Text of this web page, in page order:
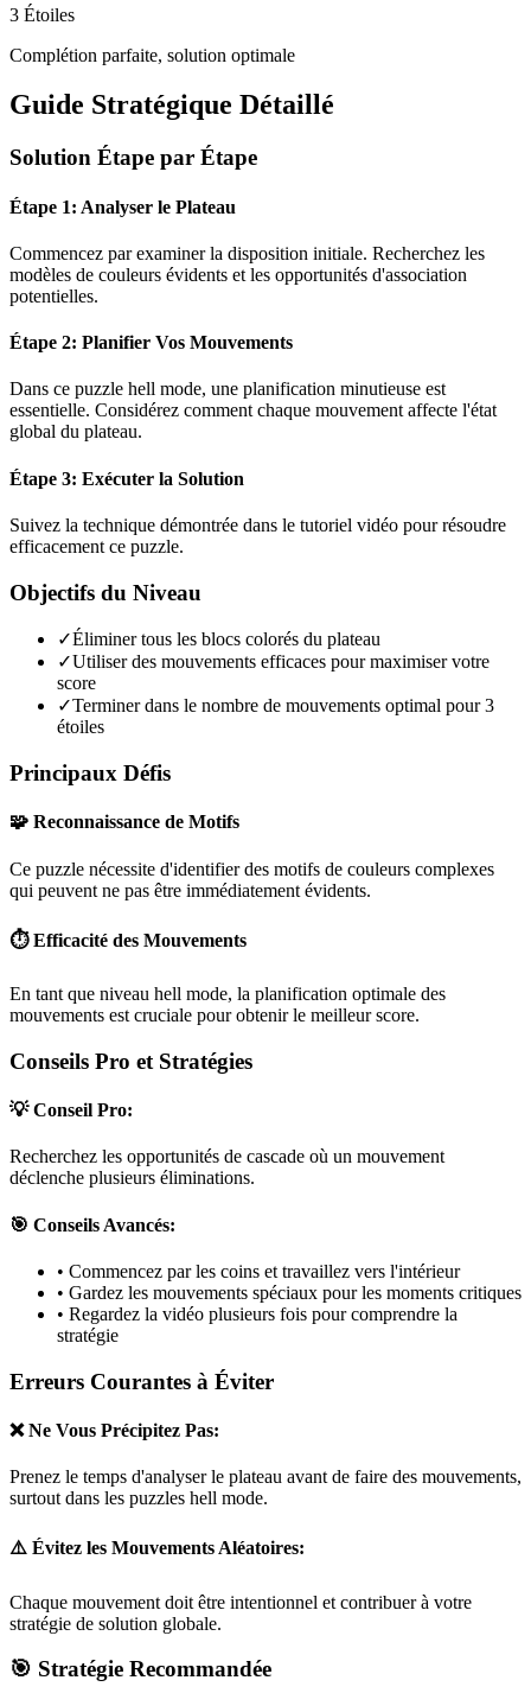
3 Étoiles
Complétion parfaite, solution optimale
Guide Stratégique Détaillé
Solution Étape par Étape
Étape 1: Analyser le Plateau
Commencez par examiner la disposition initiale. Recherchez les
modèles de couleurs évidents et les opportunités d'association
potentielles.
Étape 2: Planifier Vos Mouvements
Dans ce puzzle hell mode, une planification minutieuse est
essentielle. Considérez comment chaque mouvement affecte l'état
global du plateau.
Étape 3: Exécuter la Solution
Suivez la technique démontrée dans le tutoriel vidéo pour résoudre
efficacement ce puzzle.
Objectifs du Niveau
✓Éliminer tous les blocs colorés du plateau
✓Utiliser des mouvements efficaces pour maximiser votre
score
✓Terminer dans le nombre de mouvements optimal pour 3
étoiles
Principaux Défis
🧩 Reconnaissance de Motifs
Ce puzzle nécessite d'identifier des motifs de couleurs complexes
qui peuvent ne pas être immédiatement évidents.
⏱️ Efficacité des Mouvements
En tant que niveau hell mode, la planification optimale des
mouvements est cruciale pour obtenir le meilleur score.
Conseils Pro et Stratégies
💡 Conseil Pro:
Recherchez les opportunités de cascade où un mouvement
déclenche plusieurs éliminations.
🎯 Conseils Avancés:
• Commencez par les coins et travaillez vers l'intérieur
• Gardez les mouvements spéciaux pour les moments critiques
• Regardez la vidéo plusieurs fois pour comprendre la
stratégie
Erreurs Courantes à Éviter
❌ Ne Vous Précipitez Pas:
Prenez le temps d'analyser le plateau avant de faire des mouvements,
surtout dans les puzzles hell mode.
⚠️ Évitez les Mouvements Aléatoires:
Chaque mouvement doit être intentionnel et contribuer à votre
stratégie de solution globale.
🎯 Stratégie Recommandée